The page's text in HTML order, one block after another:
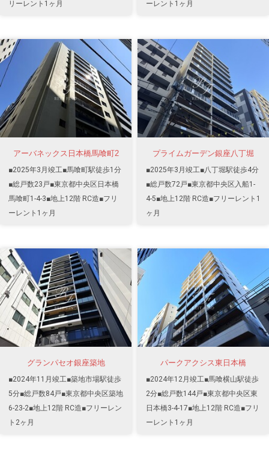
リーレント1ヶ月
ーレント1ヶ月
アーバネックス日本橋馬喰町2
■2025年3月竣工■馬喰町駅徒歩1分
■総戸数23戸■東京都中央区日本橋
馬喰町1-4-3■地上12階 RC造■フリ
ーレント1ヶ月
プライムガーデン銀座八丁堀
■2025年3月竣工■八丁堀駅徒歩4分
■総戸数72戸■東京都中央区入船1-
4-5■地上12階 RC造■フリーレント1
ヶ月
グランパセオ銀座築地
■2024年11月竣工■築地市場駅徒歩
5分■総戸数84戸■東京都中央区築地
6-23-2■地上12階 RC造■フリーレン
ト2ヶ月
パークアクシス東日本橋
■2024年12月竣工■馬喰横山駅徒歩
2分■総戸数144戸■東京都中央区東
日本橋3-4-17■地上12階 RC造■フリ
ーレント1ヶ月